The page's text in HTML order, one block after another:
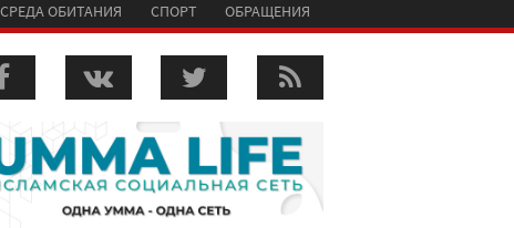
СРЕДА ОБИТАНИЯ СПОРТ ОБРАЩЕНИЯ